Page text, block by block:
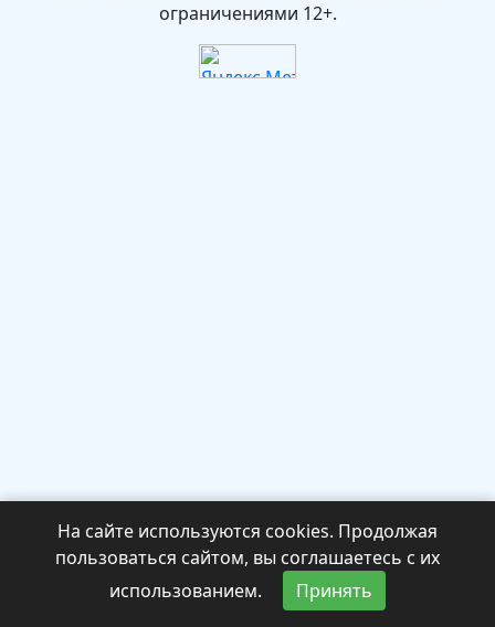
ограничениями 12+.
На сайте используются cookies. Продолжая
пользоваться сайтом, вы соглашаетесь с их
использованием.
Принять